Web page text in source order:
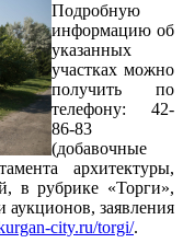
Подробную
информацию об
указанных
участках можно
получить по
телефону: 42-
86-83
(добавочные
архитектуры,
в рубрике «Торги»,
заявления
city.ru/torgi/.